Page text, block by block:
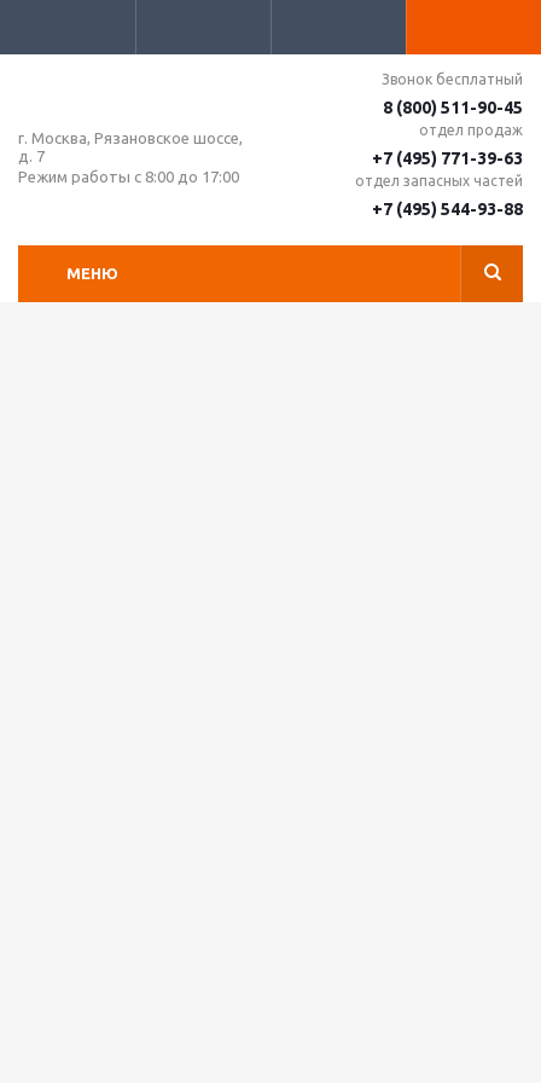
г. Москва, Рязановское шоссе,
д. 7
Режим работы с 8:00 до 17:00
Звонок бесплатный
8 (800) 511-90-45
отдел продаж
+7 (495) 771-39-63
отдел запасных частей
+7 (495) 544-93-88
МЕНЮ